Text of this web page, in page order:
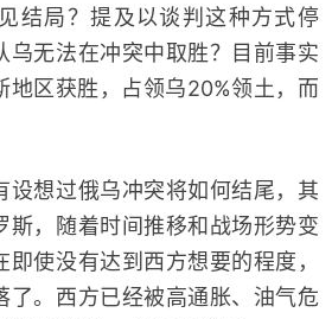
局？提及以谈判这种方式停
乌无法在冲突中取胜？目前事实
地区获胜，占领乌20%领土，而
想过俄乌冲突将如何结尾，其
斯，随着时间推移和战场形势变
使没有达到西方想要的程度，
了。西方已经被高通胀、油气危